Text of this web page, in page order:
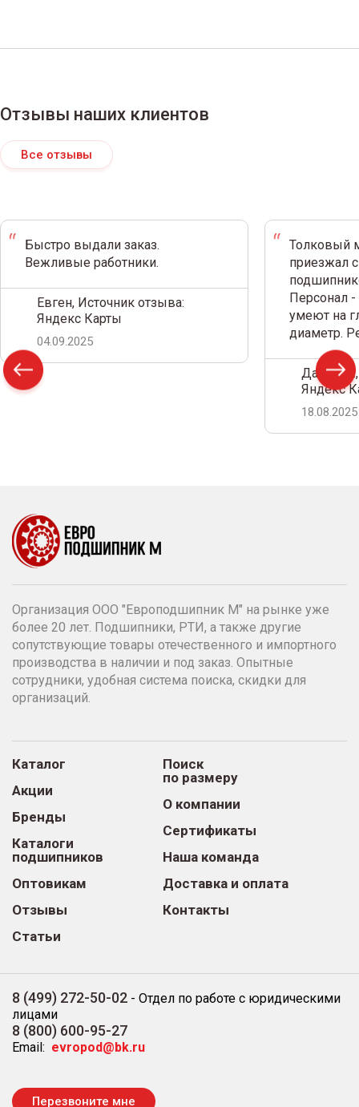
Отзывы наших клиентов
Все отзывы
Быстро выдали заказ.
Вежливые работники.
Евген, Источник отзыва:
Яндекс Карты
04.09.2025
Толковый
приезжал
Персонал
умеют на
диаметр.
Дамир
Яндекс
18.08.2025
Организация ООО "Европодшипник М" на рынке уже
более 20 лет. Подшипники, РТИ, а также другие
сопутствующие товары отечественного и импортного
производства в наличии и под заказ. Опытные
сотрудники, удобная система поиска, скидки для
организаций.
Каталог
Акции
Бренды
Каталоги
подшипников
Оптовикам
Отзывы
Статьи
Поиск
по размеру
О компании
Сертификаты
Наша команда
Доставка и оплата
Контакты
8 (499) 272-50-02 - Отдел по работе с юридическими
лицами
8 (800) 600-95-27
Email: evropod@bk.ru
Перезвоните мне